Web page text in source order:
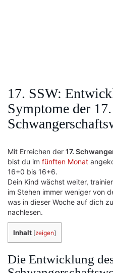
17. SSW:
Symptome der 17.
Mit Erreichen der 17.
bist du im fünften Monat
16+0 bis 16+6.
Dein Kind wächst weiter,
im Stehen immer weniger von
was in dieser Woche auf dich
nachlesen.
Inhalt [zeigen]
Die Entwicklung